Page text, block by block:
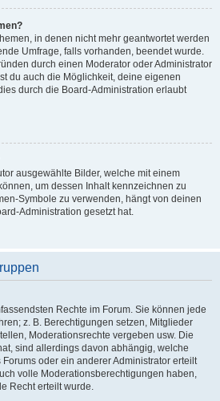
in denen nicht mehr geantwortet werden
Umfrage, falls vorhanden, beendet wurde.
durch einen Moderator oder Administrator
du auch die Möglichkeit, deine eigenen
durch die Board-Administration erlaubt
ausgewählte Bilder, welche mit einem
um dessen Inhalt kennzeichnen zu
Symbole zu verwenden, hängt von deinen
Administration gesetzt hat.
Rechte im Forum. Sie können jede
z. B. Berechtigungen setzen, Mitglieder
Moderationsrechte vergeben usw. Die
sind allerdings davon abhängig, welche
oder ein anderer Administrator erteilt
volle Moderationsberechtigungen haben,
Recht erteilt wurde.